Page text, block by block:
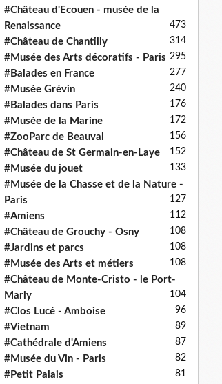
#Château d'Ecouen - musée de la
Renaissance
473
#Château de Chantilly 314
#Musée des Arts décoratifs - Paris 295
#Balades en France 277
#Musée Grévin 240
#Balades dans Paris 176
#Musée de la Marine 172
#ZooParc de Beauval 156
#Château de St Germain-en-Laye 152
#Musée du jouet 133
#Musée de la Chasse et de la Nature -
Paris
127
#Amiens 112
#Château de Grouchy - Osny 108
#Jardins et parcs 108
#Musée des Arts et métiers 108
#Château de Monte-Cristo - le Port-
Marly
104
#Clos Lucé - Amboise 96
#Vietnam 89
#Cathédrale d'Amiens 87
#Musée du Vin - Paris 82
#Petit Palais 81